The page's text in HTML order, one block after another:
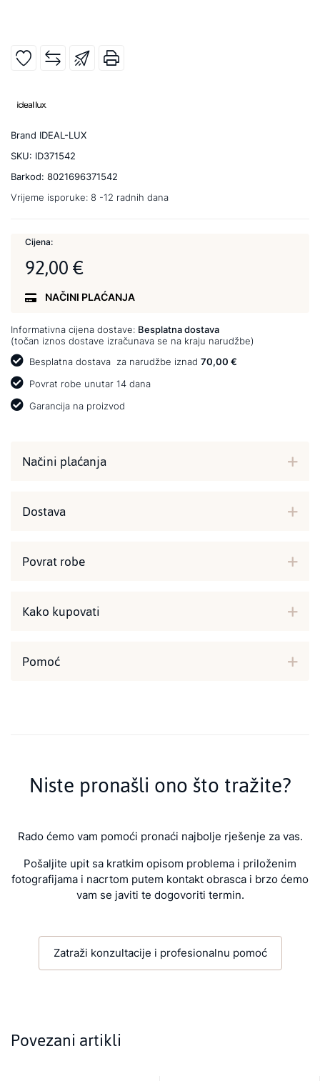
Brand IDEAL-LUX
SKU: ID371542
Barkod: 8021696371542
Vrijeme isporuke: 8 -12 radnih dana
Cijena:
92,00 €
NAČINI PLAĆANJA
Informativna cijena dostave: Besplatna dostava
(točan iznos dostave izračunava se na kraju narudžbe)
Besplatna dostava za narudžbe iznad 70,00 €
Povrat robe unutar 14 dana
Garancija na proizvod
Načini plaćanja
Dostava
Povrat robe
Kako kupovati
Pomoć
Niste pronašli ono što tražite?
Rado ćemo vam pomoći pronaći najbolje rješenje za vas.
Pošaljite upit sa kratkim opisom problema i priloženim
fotografijama i nacrtom putem kontakt obrasca i brzo ćemo
vam se javiti te dogovoriti termin.
Zatraži konzultacije i profesionalnu pomoć
Povezani artikli